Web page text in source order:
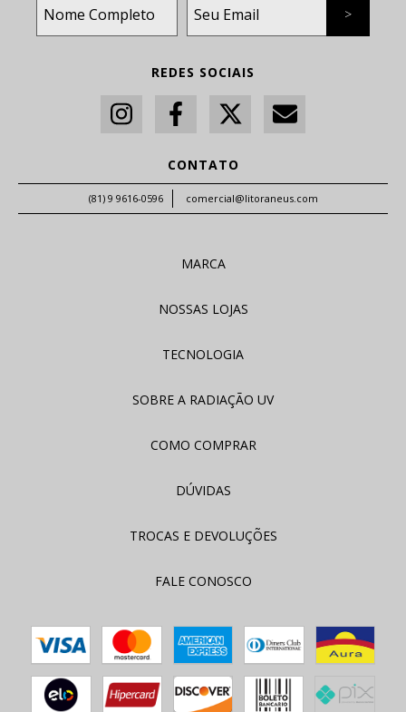
REDES SOCIAIS
CONTATO
(81) 9 9616-0596 comercial@litoraneus.com
MARCA
NOSSAS LOJAS
TECNOLOGIA
SOBRE A RADIAÇÃO UV
COMO COMPRAR
DÚVIDAS
TROCAS E DEVOLUÇÕES
FALE CONOSCO